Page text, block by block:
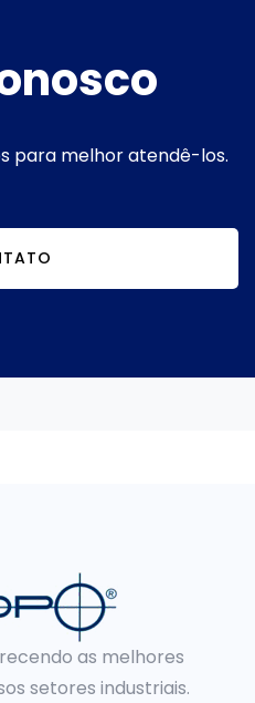
para melhor atendê-los.
as melhores
setores industriais.